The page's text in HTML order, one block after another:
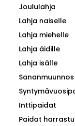
Joululahja
Lahja naiselle
Lahja miehelle
Lahja äidille
Lahja isälle
Inttipaidat
Paidat